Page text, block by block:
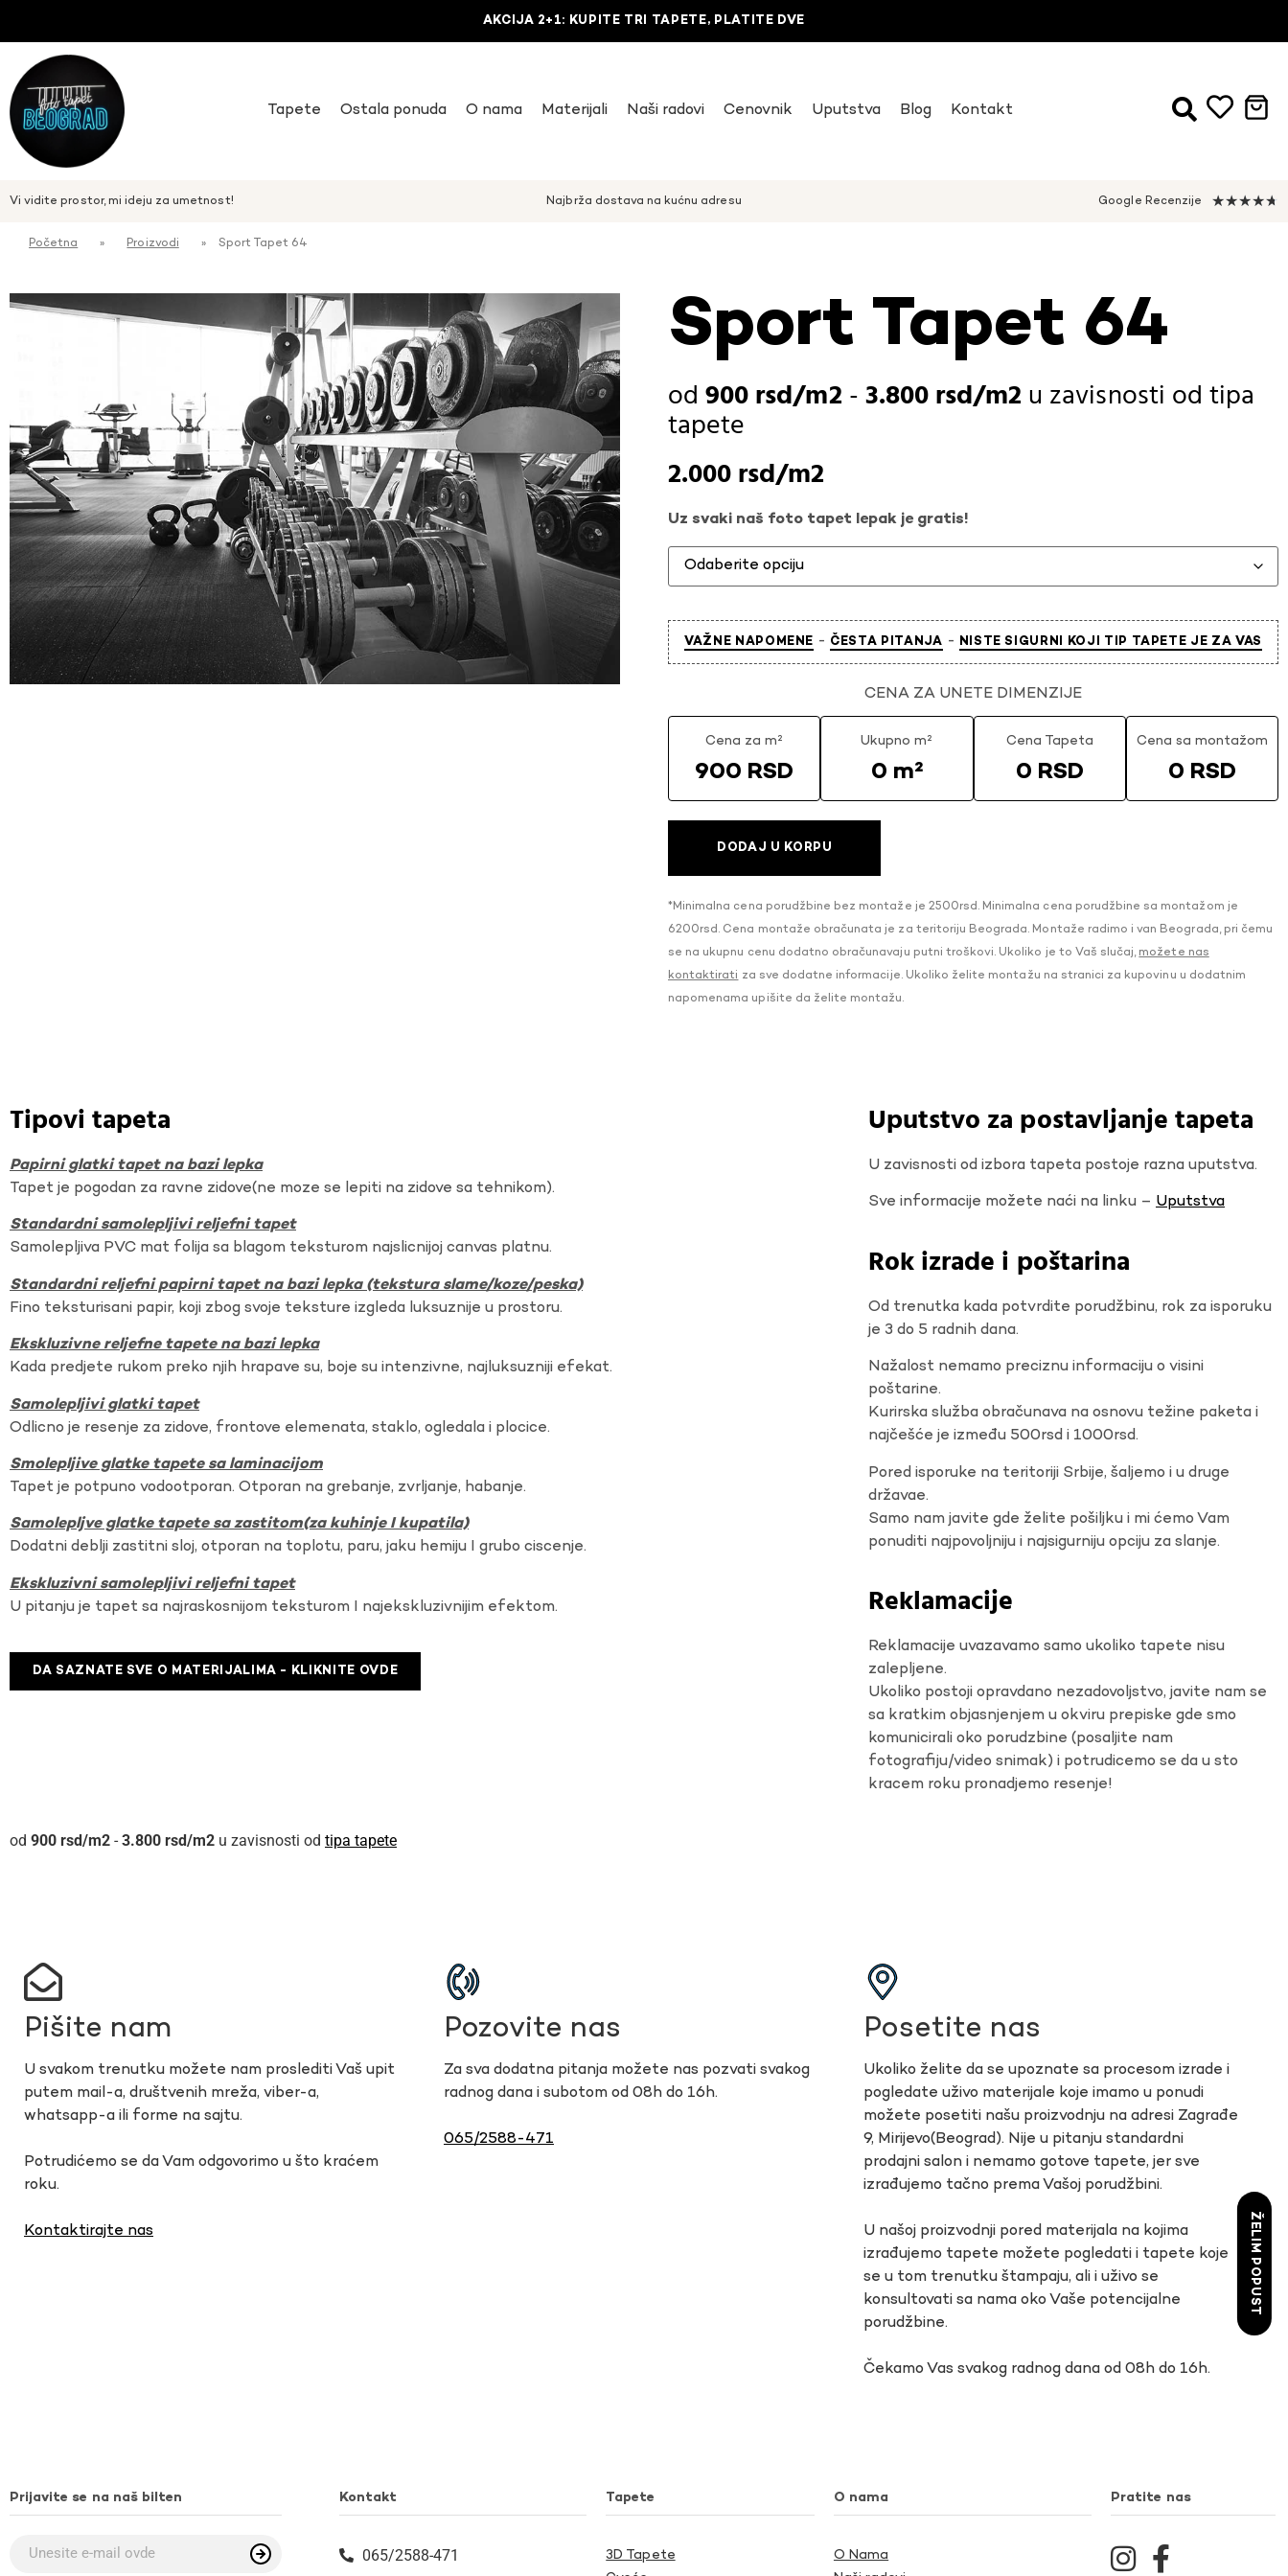
AKCIJA 2+1: KUPITE TRI TAPETE, PLATITE DVE
Tapete Ostala ponuda O nama Materijali Naši radovi Cenovnik Uputstva Blog Kontakt
Vi vidite prostor, mi ideju za umetnost! Najbrža dostava na kućnu adresu Google Recenzije ★★★★★
Početna » Proizvodi » Sport Tapet 64
Sport Tapet 64
900rsd -3.800rsd u zavisnosti od tipa
tapete
2.000rsd
Uz svaki naš foto tapet lepak je gratis!
VAŽNE NAPOMENE - ČESTA PITANJA - NISTE SIGURNI KOJI TIP TAPETE JE ZA VAS
CENA ZA UNETE DIMENZIJE
Cena za m²
900 RSD
Ukupno m²
0 m²
Cena Tapeta
0 RSD
Cena sa montažom
0 RSD
DODAJ U KORPU
*Minimalna cena porudžbine bez montaže je 2500rsd. Minimalna cena porudžbine sa montažom je
6200rsd. Cena montaže obračunata je za teritoriju Beograda. Montaže radimo i van Beograda, pri čemu
se na ukupnu cenu dodatno obračunavaju putni troškovi. Ukoliko je to Vaš slučaj, možete nas
kontaktirati za sve dodatne informacije. Ukoliko želite montažu na stranici za kupovinu u dodatnim
napomenama upišite da želite montažu.
Tipovi tapeta
Papirni glatki tapet na bazi lepka
Tapet je pogodan za ravne zidove(ne moze se lepiti na zidove sa tehnikom).
Standardni samolepljivi reljefni tapet
Samolepljiva PVC mat folija sa blagom teksturom najslicnijoj canvas platnu.
Standardni reljefni papirni tapet na bazi lepka (tekstura slame/koze/peska)
Fino teksturisani papir, koji zbog svoje teksture izgleda luksuznije u prostoru.
Ekskluzivne reljefne tapete na bazi lepka
Kada predjete rukom preko njih hrapave su, boje su intenzivne, najluksuzniji efekat.
Samolepljivi glatki tapet
Odlicno je resenje za zidove, frontove elemenata, staklo, ogledala i plocice.
Smolepljive glatke tapete sa laminacijom
Tapet je potpuno vodootporan. Otporan na grebanje, zvrljanje, habanje.
Samolepljve glatke tapete sa zastitom(za kuhinje I kupatila)
Dodatni deblji zastitni sloj, otporan na toplotu, paru, jaku hemiju I grubo ciscenje.
Ekskluzivni samolepljivi reljefni tapet
U pitanju je tapet sa najraskosnijom teksturom I najekskluzivnijim efektom.
DA SAZNATE SVE O MATERIJALIMA - KLIKNITE OVDE
Uputstvo za postavljanje tapeta
U zavisnosti od izbora tapeta postoje razna uputstva.
Sve informacije možete naći na linku – Uputstva
Rok izrade i poštarina
Od trenutka kada potvrdite porudžbinu, rok za isporuku
je 3 do 5 radnih dana.
Nažalost nemamo preciznu informaciju o visini
poštarine.
Kurirska služba obračunava na osnovu težine paketa i
najčešće je između 500rsd i 1000rsd.
Pored isporuke na teritoriji Srbije, šaljemo i u druge
državae.
Samo nam javite gde želite pošiljku i mi ćemo Vam
ponuditi najpovoljniju i najsigurniju opciju za slanje.
Reklamacije
Reklamacije uvazavamo samo ukoliko tapete nisu
zalepljene.
Ukoliko postoji opravdano nezadovoljstvo, javite nam se
sa kratkim objasnjenjem u okviru prepiske gde smo
komunicirali oko porudzbine (posaljite nam
fotografiju/video snimak) i potrudicemo se da u sto
kracem roku pronadjemo resenje!
900 rsd - 3.800 rsd u zavisnosti od tipa tapete
Pišite nam
U svakom trenutku možete nam proslediti Vaš upit
putem mail-a, društvenih mreža, viber-a,
whatsapp-a ili forme na sajtu.
Potrudićemo se da Vam odgovorimo u što kraćem
roku.
Kontaktirajte nas
Pozovite nas
Za sva dodatna pitanja možete nas pozvati svakog
radnog dana i subotom od 08h do 16h.
065/2588-471
Posetite nas
Ukoliko želite da se upoznate sa procesom izrade i
pogledate uživo materijale koje imamo u ponudi
možete posetiti našu proizvodnju na adresi Zagrađe
9, Mirijevo(Beograd). Nije u pitanju standardni
prodajni salon i nemamo gotove tapete, jer sve
izrađujemo tačno prema Vašoj porudžbini.
U našoj proizvodnji pored materijala na kojima
izrađujemo tapete možete pogledati i tapete koje
se u tom trenutku štampaju, ali i uživo se
konsultovati sa nama oko Vaše potencijalne
porudžbine.
Čekamo Vas svakog radnog dana od 08h do 16h.
Prijavite se na naš bilten Kontakt
065/2588-471
Tapete
3D Tapete
O nama
O Nama
Pratite nas
ŽELIM POPUST